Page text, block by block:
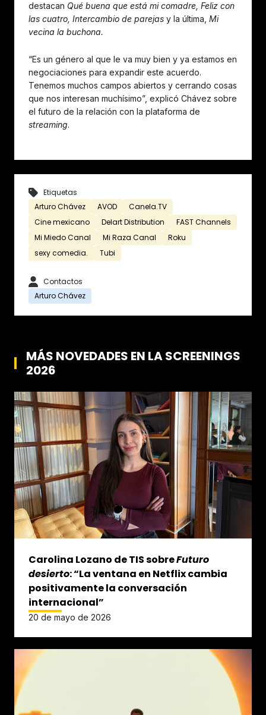
destacan Qué buena que está mi comadre, Feliz con
las cuatro, Intercambio de parejas y la última, Mi
vecina la buchona.
“Es un género al que le va muy bien y ya estamos en
negociaciones para expandir este acuerdo.
Tenemos muchos campos abiertos y cerrando cosas
que nos interesan muchísimo”, explicó Chávez sobre
el futuro de la relación con la plataforma de
streaming.
Etiquetas
Arturo Chávez
AVOD
Canela.TV
Cine mexicano
Delart Distribution
FAST Channels
Mi Miedo Canal
Mi Raza Canal
Roku
sexy comedia.
Tubi
Contactos
Arturo Chávez
MÁS NOVEDADES EN LA SCREENINGS
2026
Carolina Lozano de TIS sobreFuturo
desierto: “La ventana en Netflix cambia
positivamente la conversación
internacional”
20 de mayo de 2026